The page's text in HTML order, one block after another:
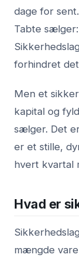
dage for
Tabte
forhindret
Men et
kapital og
sælger. Det
er et stille,
hvert kvartal
Hvad er
mængde